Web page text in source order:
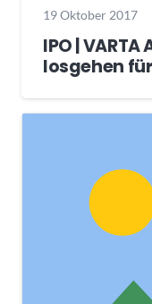
19 Oktober 2017
IPO | VARTA
losgehen für